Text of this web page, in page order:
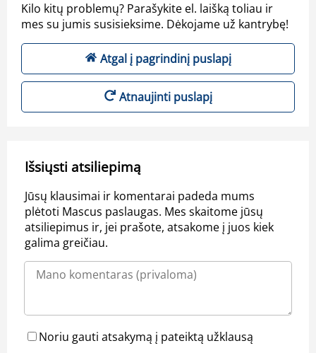
Kilo kitų problemų? Parašykite el. laišką toliau ir
mes su jumis susisieksime. Dėkojame už kantrybę!
Atgal į pagrindinį puslapį
Atnaujinti puslapį
Išsiųsti atsiliepimą
Jūsų klausimai ir komentarai padeda mums
plėtoti Mascus paslaugas. Mes skaitome jūsų
atsiliepimus ir, jei prašote, atsakome į juos kiek
galima greičiau.
Noriu gauti atsakymą į pateiktą užklausą